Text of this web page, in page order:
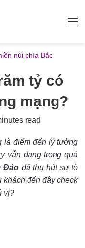
núi phía Bắc
tỷ có
mạng?
read
là điểm đến lý tưởng
vẫn đang trong quá
Đảo đã thu hút sự tò
khách đến đây check
vị?